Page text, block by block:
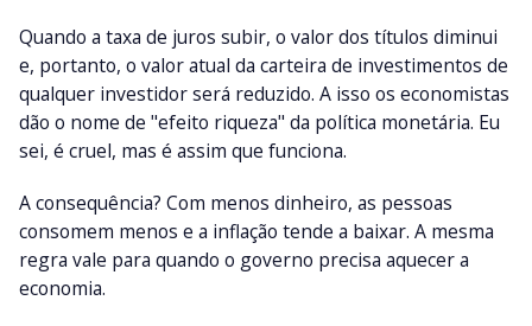
Quando a taxa de juros subir, o valor dos títulos diminui
e, portanto, o valor atual da carteira de investimentos de
qualquer investidor será reduzido. A isso os economistas
dão o nome de "efeito riqueza" da política monetária. Eu
sei, é cruel, mas é assim que funciona.
A consequência? Com menos dinheiro, as pessoas
consomem menos e a inflação tende a baixar. A mesma
regra vale para quando o governo precisa aquecer a
economia.